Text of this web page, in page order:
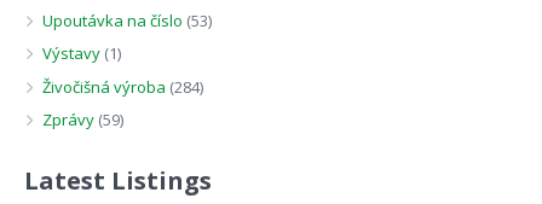
Upoutávka na číslo (53)
Výstavy (1)
Živočišná výroba (284)
Zprávy (59)
Latest Listings